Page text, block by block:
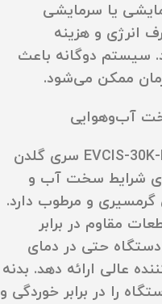
یا سرمایشی
انرژی و هزینه
سیستم دوگانه باعث
ممکن می‌شود.
کولرگازی ایوولی 30000 مدل EVCIS-30K-MD سری گلدن
ویژه برای شرایط سخت آب‌ و
گرمسیری و مرطوب دارد.
مقاوم در برابر
حتی در دمای
کننده عالی ارائه دهد. بدنه
را در برابر خوردگی و